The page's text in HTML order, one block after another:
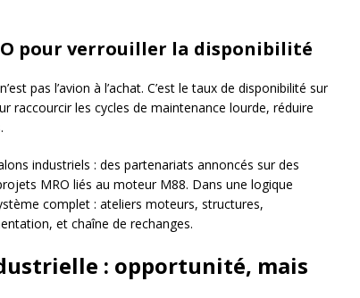
pour verrouiller la disponibilité
pas l’avion à l’achat. C’est le taux de disponibilité sur
raccourcir les cycles de maintenance lourde, réduire
industriels : des partenariats annoncés sur des
MRO liés au moteur M88. Dans une logique
complet : ateliers moteurs, structures,
et chaîne de rechanges.
: opportunité, mais